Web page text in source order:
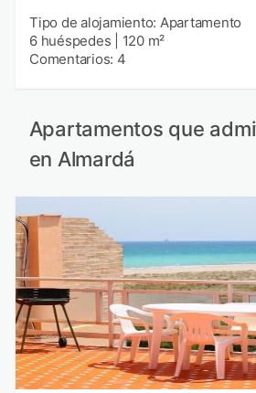
Tipo de alojamiento: Apartamento
6 huéspedes
120 m²
Comentarios: 4
Apartamentos que
en Almardá